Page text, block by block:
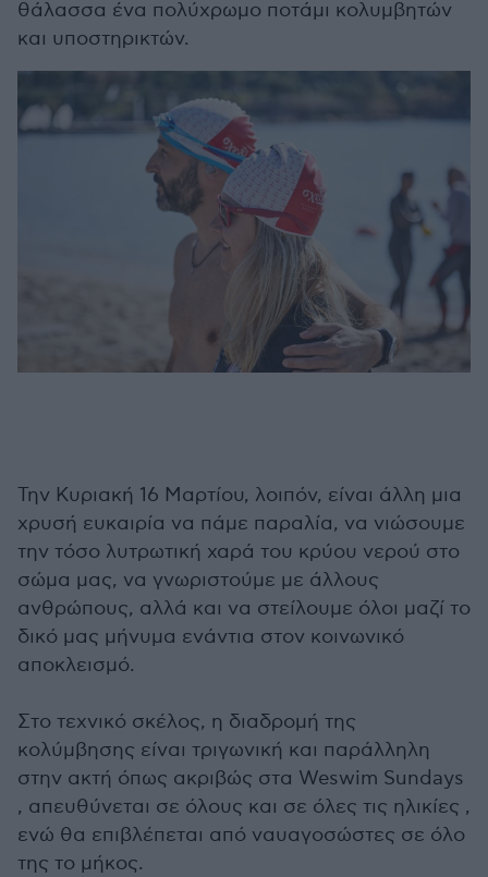
θάλασσα ένα πολύχρωμο ποτάμι κολυμβητών
και υποστηρικτών.
Την Κυριακή 16 Μαρτίου, λοιπόν, είναι άλλη μια
χρυσή ευκαιρία να πάμε παραλία, να νιώσουμε
την τόσο λυτρωτική χαρά του κρύου νερού στο
σώμα μας, να γνωριστούμε με άλλους
ανθρώπους, αλλά και να στείλουμε όλοι μαζί το
δικό μας μήνυμα ενάντια στον κοινωνικό
αποκλεισμό.
Στο τεχνικό σκέλος, η διαδρομή της
κολύμβησης είναι τριγωνική και παράλληλη
στην ακτή όπως ακριβώς στα Weswim Sundays
, απευθύνεται σε όλους και σε όλες τις ηλικίες ,
ενώ θα επιβλέπεται από ναυαγοσώστες σε όλο
της το μήκος.